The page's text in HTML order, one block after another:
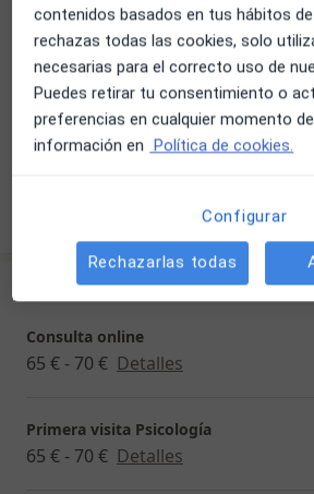
Ver galería (6)
Mostrar mássobre la
Servicios y precios
Consulta online
65 € - 70 € Detalles
Primera visita Psicología
65 € - 70 € Detalles
contenidos basados en tus hábitos de
rechazas todas las cookies, solo
necesarias para el correcto uso de
Puedes retirar tu consentimiento o
preferencias en cualquier momento
información en Política de cookies.
Configurar
Rechazarlas todas